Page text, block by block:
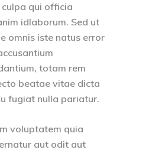
qui officia
idlaborum. Sed ut
omnis iste natus error
totam rem
beatae vitae dicta
fugiat nulla pariatur.
voluptatem quia
aut odit aut